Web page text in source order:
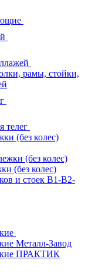
рамы, стойки,
телег
(без колес)
(без колес)
(без колес)
и стоек В1-В2-
Металл-Завод
ПРАКТИК